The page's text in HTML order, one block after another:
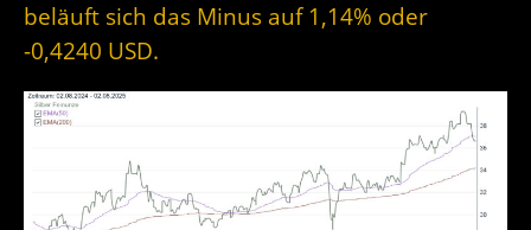
beläuft sich das Minus auf 1,14% oder
-0,4240 USD.